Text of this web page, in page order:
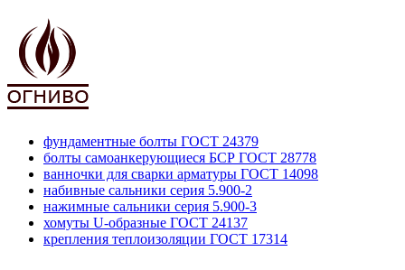
фундаментные болты ГОСТ 24379
болты самоанкерующиеся БСР ГОСТ 28778
ванночки для сварки арматуры ГОСТ 14098
набивные сальники серия 5.900-2
нажимные сальники серия 5.900-3
хомуты U-образные ГОСТ 24137
крепления теплоизоляции ГОСТ 17314